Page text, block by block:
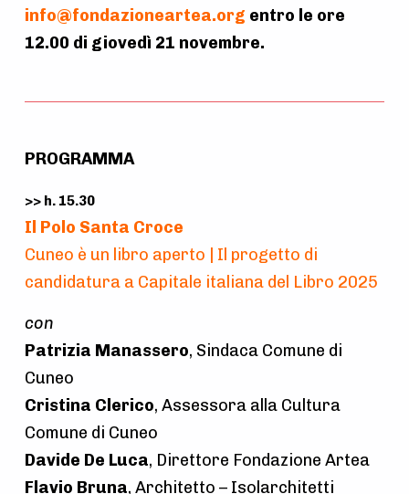
info@fondazioneartea.org entro le ore
12.00 di giovedì 21 novembre.
PROGRAMMA
>> h. 15.30
Il Polo Santa Croce
Cuneo è un libro aperto | Il progetto di
candidatura a Capitale italiana del Libro 2025
con
Patrizia Manassero, Sindaca Comune di
Cuneo
Cristina Clerico, Assessora alla Cultura
Comune di Cuneo
Davide De Luca, Direttore Fondazione Artea
Flavio Bruna, Architetto – Isolarchitetti